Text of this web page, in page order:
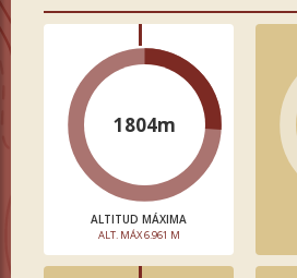
1804m
ALTITUD MÁXIMA
ALT. MÁX 6.961 M